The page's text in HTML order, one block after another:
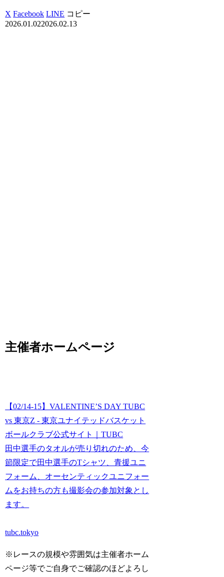
X Facebook LINE コピー
2026.01.022026.02.13
主催者ホームページ
【02/14-15】VALENTINE’S DAY TUBC
vs 東京Z - 東京ユナイテッドバスケット
ボールクラブ公式サイト｜TUBC
田中選手のタオルが売り切れのため、今
節限定で田中選手のTシャツ、青援ユニ
フォーム、オーセンティックユニフォー
ムをお持ちの方も撮影会の参加対象とし
ます。
tubc.tokyo
※レースの規模や雰囲気は主催者ホーム
ページ等でご自身でご確認のほどよろし